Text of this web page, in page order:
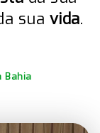
sua vida.
Bahia